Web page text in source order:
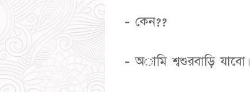
- কেন??
- অামি শ্বশুরবাড়ি যাবো।